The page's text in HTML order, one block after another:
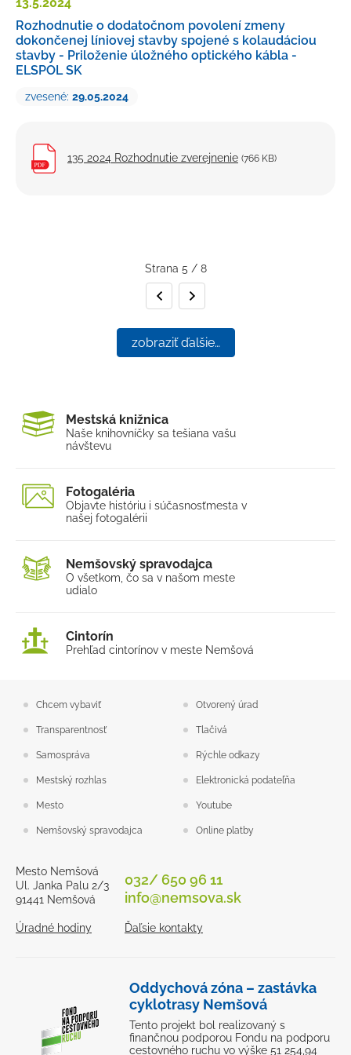
Rozhodnutie o dodatočnom povolení zmeny
dokončenej líniovej stavby spojené s kolaudáciou
stavby - Priloženie úložného optického kábla -
ELSPOL SK
zvesené: 29.05.2024
135 2024 Rozhodnutie zverejnenie (766 KB)
Strana 5 / 8
zobraziť ďalšie…
Mestská knižnica
Naše knihovníčky sa tešiana vašu
návštevu
Fotogaléria
Objavte históriu i súčasnosťmesta v
našej fotogalérii
Nemšovský spravodajca
O všetkom, čo sa v našom meste
udialo
Cintorín
Prehľad cintorínov v meste Nemšová
Chcem vybaviť Otvorený úrad
Transparentnosť Tlačivá
Samospráva Rýchle odkazy
Mestský rozhlas Elektronická podateľňa
Mesto Youtube
Nemšovský spravodajca Online platby
Mesto Nemšová
Ul. Janka Palu 2/3
91441 Nemšová
Úradné hodiny
032/ 650 96 11
info@nemsova.sk
Ďaľsie kontakty
Oddychová zóna – zastávka
cyklotrasy Nemšová
Tento projekt bol realizovaný s
finančnou podporou Fondu na podporu
cestovného ruchu vo výške 51 254,94